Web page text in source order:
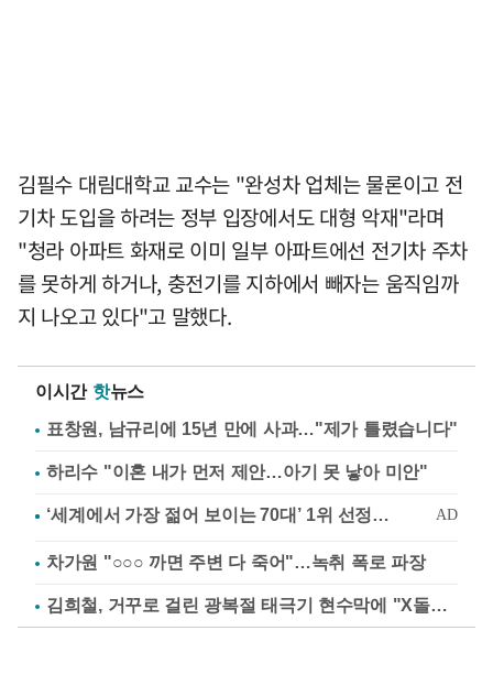
김필수 대림대학교 교수는 "완성차 업체는 물론이고 전
기차 도입을 하려는 정부 입장에서도 대형 악재"라며
"청라 아파트 화재로 이미 일부 아파트에선 전기차 주차
를 못하게 하거나, 충전기를 지하에서 빼자는 움직임까
지 나오고 있다"고 말했다.
이시간 핫뉴스
표창원, 남규리에 15년 만에 사과…"제가 틀렸습니다"
하리수 "이혼 내가 먼저 제안…아기 못 낳아 미안"
차가원 "○○○ 까면 주변 다 죽어"…녹취 폭로 파장
김희철, 거꾸로 걸린 광복절 태극기 현수막에 "X돌았네"